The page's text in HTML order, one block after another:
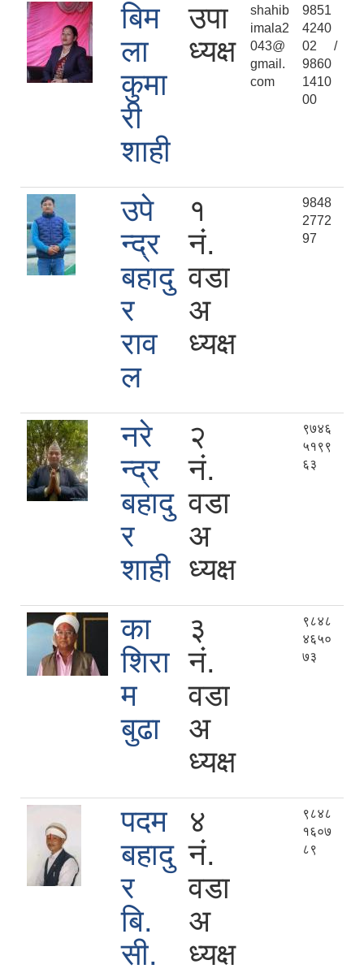
बिम
ला
कुमा
री
शाही
उपा
ध्यक्ष
shahib
imala2
043@
gmail.
com
9851
4240
02 /
9860
1410
00
उपे
न्द्र
बहादु
र
राव
ल
१
नं.
वडा
अ
ध्यक्ष
9848
2772
97
नरे
न्द्र
बहादु
र
शाही
२
नं.
वडा
अ
ध्यक्ष
९७४६
५१९९
६३
का
शिरा
म
बुढा
३
नं.
वडा
अ
ध्यक्ष
९८४८
४६५०
७३
पदम
बहादु
र
बि.
सी.
४
नं.
वडा
अ
ध्यक्ष
९८४८
१६०७
८९